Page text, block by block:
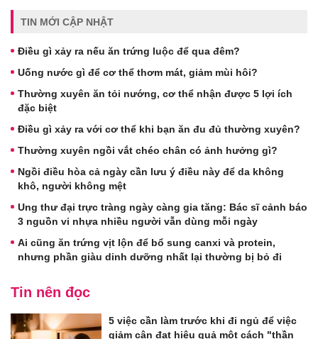
TIN MỚI CẬP NHẬT
Điều gì xảy ra nếu ăn trứng luộc để qua đêm?
Uống nước gì để cơ thể thơm mát, giảm mùi hôi?
Thường xuyên ăn tỏi nướng, cơ thể nhận được 5 lợi ích
đặc biệt
Điều gì xảy ra với cơ thể khi bạn ăn đu đủ thường xuyên?
Thường xuyên ngồi vắt chéo chân có ảnh hưởng gì?
Ngồi điều hòa cả ngày cần lưu ý điều này để da không
khô, người không mệt
Ung thư đại trực tràng ngày càng gia tăng: Bác sĩ cảnh báo
3 nguồn vi nhựa nhiều người vẫn dùng mỗi ngày
Ai cũng ăn trứng vịt lộn để bổ sung canxi và protein,
nhưng phần giàu dinh dưỡng nhất lại thường bị bỏ đi
Tin nên đọc
5 việc cần làm trước khi đi ngủ để việc
giảm cân đạt hiệu quả một cách "thần